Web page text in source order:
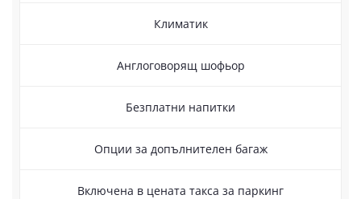
Климатик
Англоговорящ шофьор
Безплатни напитки
Опции за допълнителен багаж
Включена в цената такса за паркинг